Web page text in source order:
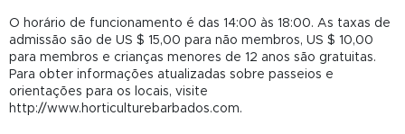
O horário de funcionamento é das 14:00 às 18:00. As taxas de
admissão são de US $ 15,00 para não membros, US $ 10,00
para membros e crianças menores de 12 anos são gratuitas.
Para obter informações atualizadas sobre passeios e
orientações para os locais, visite
http://www.horticulturebarbados.com.